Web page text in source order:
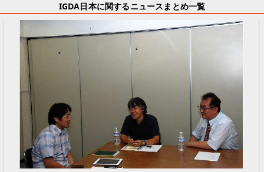
IGDA日本に関するニュースまとめ一覧